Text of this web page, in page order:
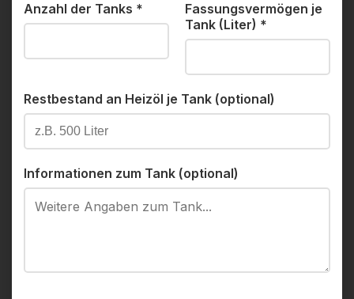
Anzahl der Tanks *
Fassungsvermögen je
Tank (Liter) *
Restbestand an Heizöl je Tank (optional)
Informationen zum Tank (optional)